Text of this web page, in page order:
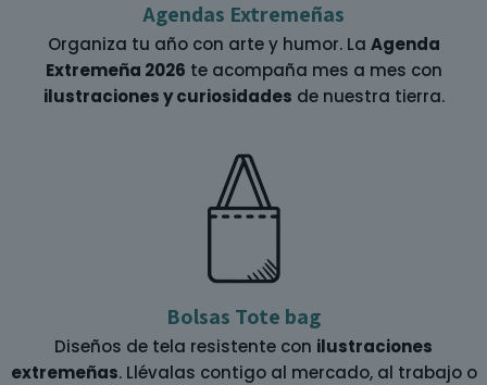
Agendas Extremeñas
Organiza tu año con arte y humor. La Agenda
Extremeña 2026 te acompaña mes a mes con
ilustraciones y curiosidades de nuestra tierra.
Bolsas Tote bag
Diseños de tela resistente con ilustraciones
extremeñas. Llévalas contigo al mercado, al trabajo o